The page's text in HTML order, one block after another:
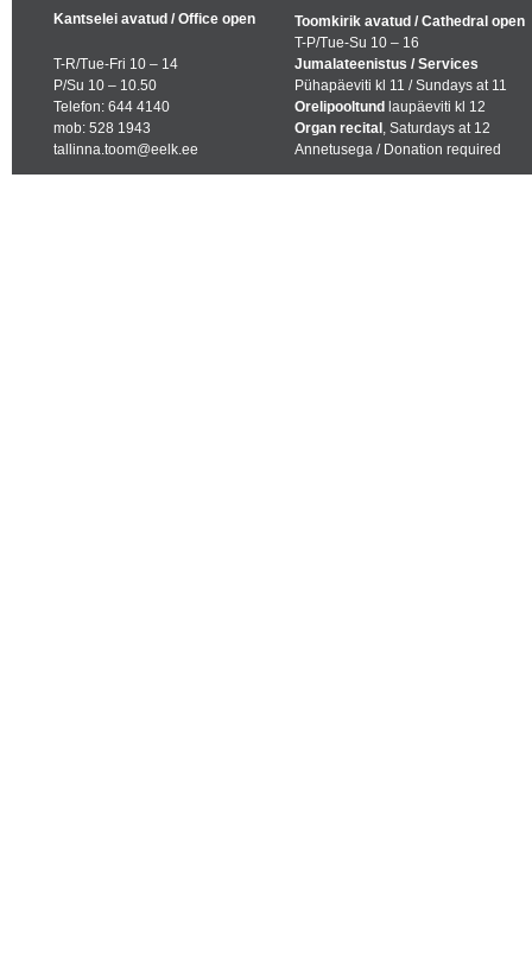
Kantselei avatud / Office open
T-R/Tue-Fri 10 – 14
P/Su 10 – 10.50
Telefon: 644 4140
mob: 528 1943
tallinna.toom@eelk.ee
Toomkirik avatud / Cathedral open
T-P/Tue-Su 10 – 16
Jumalateenistus / Services
Pühapäeviti kl 11 / Sundays at 11
Orelipooltund laupäeviti kl 12
Organ recital , Saturdays at 12
Annetusega / Donation required